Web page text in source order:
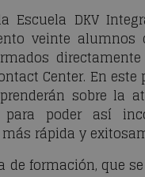
Escuela DKV
veinte alumnos
Center. En
sobre la
poder así
rápida y
de formación, que